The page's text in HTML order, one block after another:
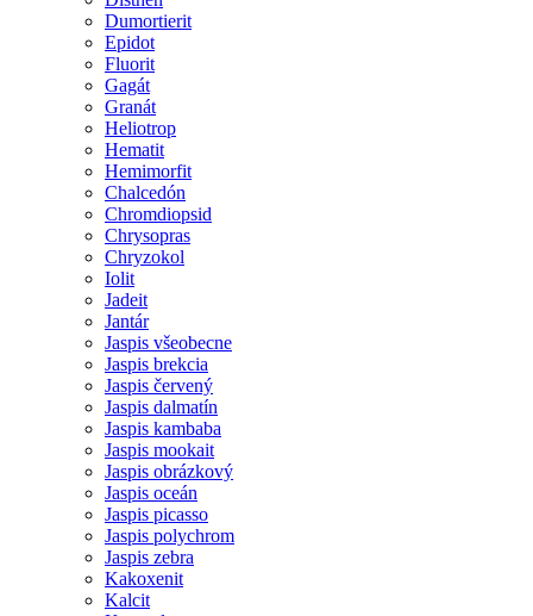
Dumortierit
Epidot
Fluorit
Gagát
Granát
Heliotrop
Hematit
Hemimorfit
Chalcedón
Chromdiopsid
Chrysopras
Chryzokol
Iolit
Jadeit
Jantár
Jaspis všeobecne
Jaspis brekcia
Jaspis červený
Jaspis dalmatín
Jaspis kambaba
Jaspis mookait
Jaspis obrázkový
Jaspis oceán
Jaspis picasso
Jaspis polychrom
Jaspis zebra
Kakoxenit
Kalcit